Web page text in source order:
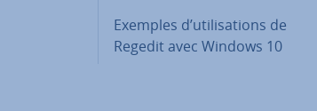
Exemples d’uti­li­sa­tions de
Regedit avec Windows 10